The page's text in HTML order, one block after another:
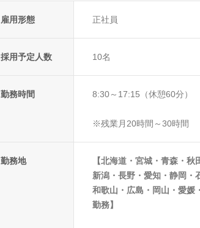
雇用形態 正社員
採用予定人数 10名
勤務時間 8:30～17:15（休憩60分）
※残業月20時間～30時間
勤務地
【北海道・宮城・青森・
新潟・長野・愛知・静岡・
和歌山・広島・岡山・愛媛
勤務】